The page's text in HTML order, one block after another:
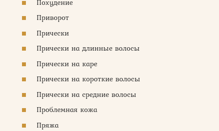
Похудение
Приворот
Прически
Прически на длинные волосы
Прически на каре
Прически на короткие волосы
Прически на средние волосы
Проблемная кожа
Пряжа